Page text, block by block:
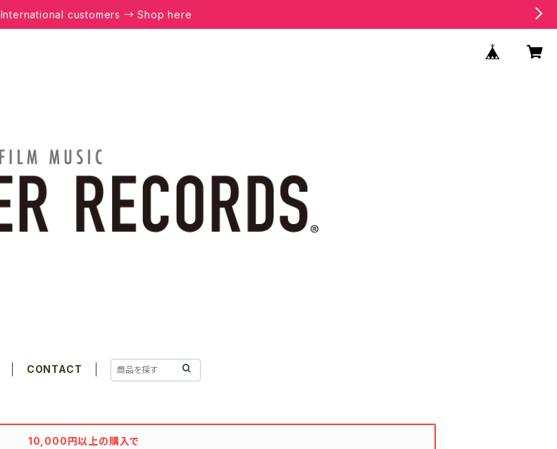
International customers → Shop here
CONTACT
10,000円以上の購入で